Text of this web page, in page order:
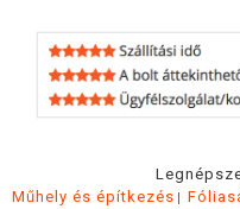
Műhely és építkezés